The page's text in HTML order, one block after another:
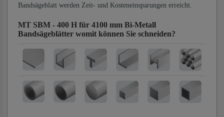
Bandsägeblatt werden Zeit- und Kosteneinsparungen erreicht.
MT SBM - 400 H für 4100 mm Bi-Metall
Bandsägeblätter womit können Sie schneiden?